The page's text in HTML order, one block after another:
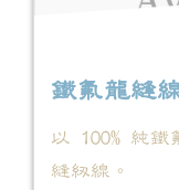
鐵氟龍縫
以 100% 純鐵
縫紉線。